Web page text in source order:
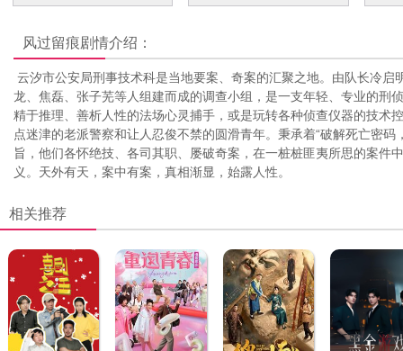
风过留痕剧情介绍：
云汐市公安局刑事技术科是当地要案、奇案的汇聚之地。由队长冷启
龙、焦磊、张子芜等人组建而成的调查小组，是一支年轻、专业的刑
精于推理、善析人性的法场心灵捕手，或是玩转各种侦查仪器的技术
点迷津的老派警察和让人忍俊不禁的圆滑青年。秉承着“破解死亡密码
旨，他们各怀绝技、各司其职、屡破奇案，在一桩桩匪夷所思的案件
义。天外有天，案中有案，真相渐显，始露人性。
相关推荐